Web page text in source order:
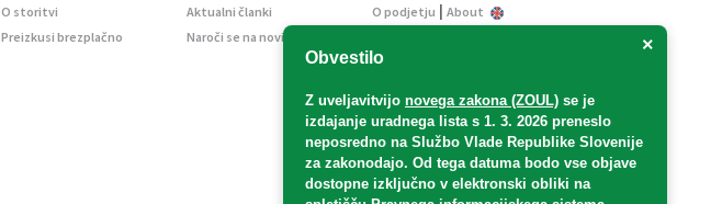
×
Obvestilo
Z uveljavitvijo novega zakona (ZOUL) se je
izdajanje uradnega lista s 1. 3. 2026 preneslo
neposredno na Službo Vlade Republike Slovenije
za zakonodajo. Od tega datuma bodo vse objave
dostopne izključno v elektronski obliki na
O storitvi
Preizkusi brezplačno
Aktualni članki
Naroči se na novice
O podjetju | About
Informacije javnega
Oglaševanje
Splošni pogoji
Izjava o varstvu osebnih
podatkov